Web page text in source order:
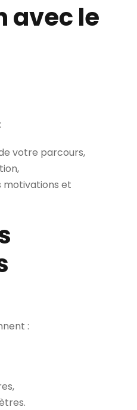
avec le
votre parcours,
motivations et
: